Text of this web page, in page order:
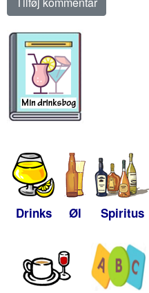
Drinks Øl Spiritus